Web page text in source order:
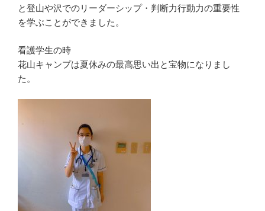
と登山や沢でのリーダーシップ・判断力行動力の重要性
を学ぶことができました。
看護学生の時
花山キャンプは夏休みの最高思い出と宝物になりまし
た。